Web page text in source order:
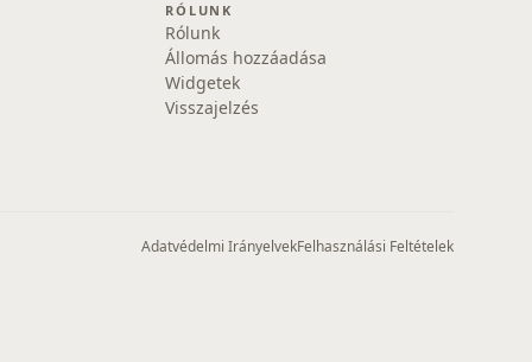
RÓLUNK
Rólunk
Állomás hozzáadása
Widgetek
Visszajelzés
Adatvédelmi IrányelvekFelhasználási Feltételek